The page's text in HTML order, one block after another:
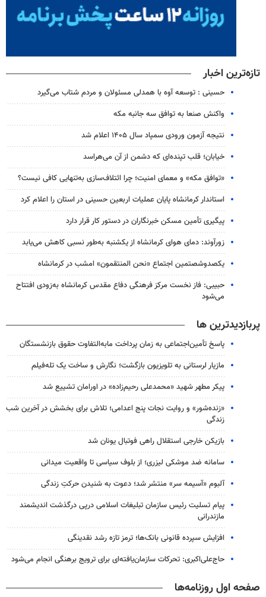
تازه‌ترین اخبار
حسینی : توسعه آوه با همدلی مسئولان و مردم شتاب می‌گیرد
واکنش صنعا به توافق سه جانبه مکه
نتیجه آزمون ورودی سمپاد سال ۱۴۰۵ اعلام شد
خیابان؛ قلب تپنده‌ای که دشمن از آن می‌هراسد
«توافق مکه» و معمای امنیت؛ چرا ائتلاف‌سازی به‌تنهایی کافی نیست؟
استاندار کرمانشاه پایان عملیات اربعین حسینی در استان را اعلام کرد
پیگیری تأمین مسکن خبرنگاران در دستور کار قرار دارد
زورآوند: دمای هوای کرمانشاه از یکشنبه به‌طور نسبی کاهش می‌یابد
یکصدوشصتمین اجتماع «نحن المنتقمون» امشب در کرمانشاه
حبیبی: فاز نخست مرکز فرهنگی دفاع مقدس کرمانشاه به‌زودی افتتاح
می‌شود
پربازدیدترین ها
پاسخ تأمین‌اجتماعی به زمان پرداخت مابه‌التفاوت حقوق بازنشستگان
مازیار لرستانی به تلویزیون بازگشت؛ نگارش و ساخت یک تله‌فیلم
پیکر مطهر شهید «محمدعلی رحیم‌زاده» در اورامان تشییع شد
«زنده‌شور» و روایت نجات پنج اعدامی؛ تلاش برای بخشش در آخرین شب
زندگی
بازیکن خارجی استقلال راهی فوتبال یونان شد
سامانه ضد موشکی لیزری؛ از بلوف سیاسی تا واقعیت میدانی
آلبوم «آسیمه سر» منتشر شد؛ دعوت به شنیدن حرکتِ زندگی
پیام تسلیت رئیس سازمان تبلیغات اسلامی درپی درگذشت اندیشمند
مازندرانی
افزایش سپرده قانونی بانک‌ها؛ ترمز تازه رشد نقدینگی
حاج‌علی‌اکبری: تحرکات سازمان‌یافته‌ای برای ترویج برهنگی انجام می‌شود
صفحه اول روزنامه‌ها